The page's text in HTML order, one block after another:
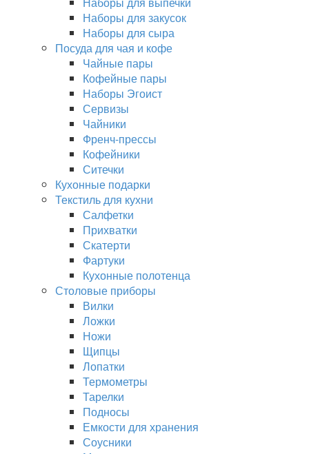
Наборы для закусок
Наборы для сыра
Посуда для чая и кофе
Чайные пары
Кофейные пары
Наборы Эгоист
Сервизы
Чайники
Френч-прессы
Кофейники
Ситечки
Кухонные подарки
Текстиль для кухни
Салфетки
Прихватки
Скатерти
Фартуки
Кухонные полотенца
Столовые приборы
Вилки
Ложки
Ножи
Щипцы
Лопатки
Термометры
Тарелки
Подносы
Емкости для хранения
Соусники